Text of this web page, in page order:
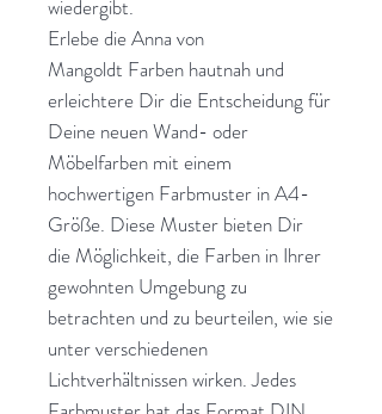
wiedergibt.
Erlebe die Anna von
Mangoldt Farben hautnah und
erleichtere Dir die Entscheidung für
Deine neuen Wand- oder
Möbelfarben mit einem
hochwertigen Farbmuster in A4-
Größe. Diese Muster bieten Dir
die Möglichkeit, die Farben in Ihrer
gewohnten Umgebung zu
betrachten und zu beurteilen, wie sie
unter verschiedenen
Lichtverhältnissen wirken. Jedes